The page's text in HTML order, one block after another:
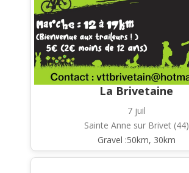
La Brivetaine
7 juil
Sainte Anne sur Brivet (44)
Gravel :50km, 30km